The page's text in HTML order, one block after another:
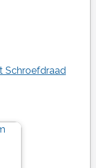
Schroefdraad